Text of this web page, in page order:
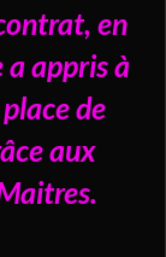
en
a appris à
de
aux